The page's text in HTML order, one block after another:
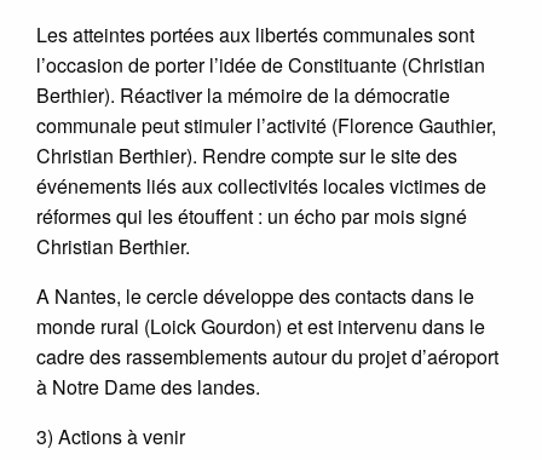
Les atteintes portées aux libertés communales sont
l’occasion de porter l’idée de Constituante (Christian
Berthier). Réactiver la mémoire de la démocratie
communale peut stimuler l’activité (Florence Gauthier,
Christian Berthier). Rendre compte sur le site des
événements liés aux collectivités locales victimes de
réformes qui les étouffent : un écho par mois signé
Christian Berthier.
A Nantes, le cercle développe des contacts dans le
monde rural (Loick Gourdon) et est intervenu dans le
cadre des rassemblements autour du projet d’aéroport
à Notre Dame des landes.
3) Actions à venir